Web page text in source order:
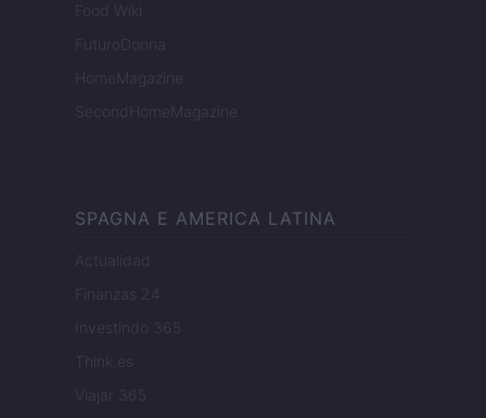
Food Wiki
FuturoDonna
HomeMagazine
SecondHomeMagazine
SPAGNA E AMERICA LATINA
Actualidad
Finanzas 24
Investindo 365
Think.es
Viajar 365